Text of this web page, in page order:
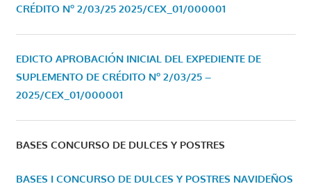
CRÉDITO Nº 2/03/25 2025/CEX_01/000001
EDICTO APROBACIÓN INICIAL DEL EXPEDIENTE DE
SUPLEMENTO DE CRÉDITO Nº 2/03/25 –
2025/CEX_01/000001
BASES CONCURSO DE DULCES Y POSTRES
BASES I CONCURSO DE DULCES Y POSTRES NAVIDEÑOS